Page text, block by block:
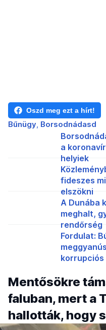
Oszd meg ezt a hírt!
Bűnügy Borsodnádasd
a
helyiek
fideszes
elszökni
A Dunába
meghalt,
rendőrség
Fordulat:
korrupciós
Mentősökre
faluban, mert a
hallották, hogy